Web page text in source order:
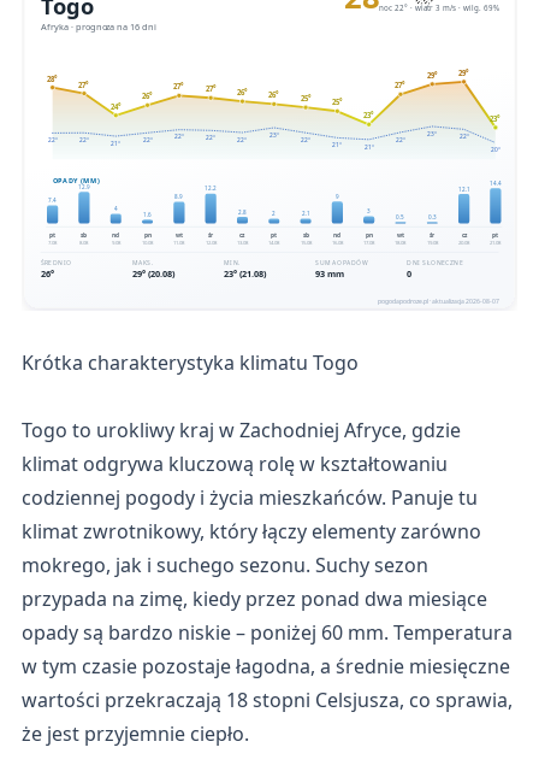
Krótka charakterystyka klimatu Togo
Togo to urokliwy kraj w Zachodniej Afryce, gdzie
klimat odgrywa kluczową rolę w kształtowaniu
codziennej pogody i życia mieszkańców. Panuje tu
klimat zwrotnikowy, który łączy elementy zarówno
mokrego, jak i suchego sezonu. Suchy sezon
przypada na zimę, kiedy przez ponad dwa miesiące
opady są bardzo niskie – poniżej 60 mm. Temperatura
w tym czasie pozostaje łagodna, a średnie miesięczne
wartości przekraczają 18 stopni Celsjusza, co sprawia,
że jest przyjemnie ciepło.